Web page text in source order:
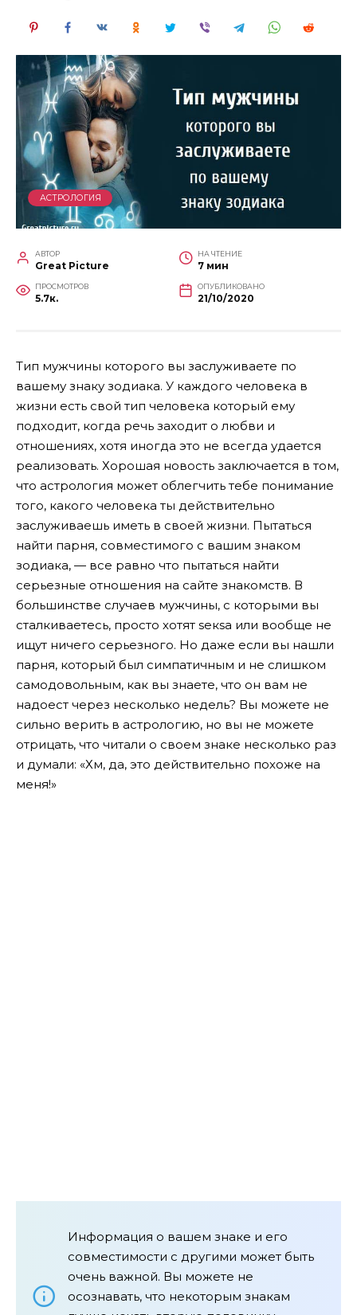
АСТРОЛОГИЯ
АВТОР
Great Picture
НА ЧТЕНИЕ
7 мин
ПРОСМОТРОВ
5.7к.
ОПУБЛИКОВАНО
21/10/2020
Тип мужчины которого вы заслуживаете по
вашему знаку зодиака. У каждого человека в
жизни есть свой тип человека который ему
подходит, когда речь заходит о любви и
отношениях, хотя иногда это не всегда удается
реализовать. Хорошая новость заключается в том,
что астрология может облегчить тебе понимание
того, какого человека ты действительно
заслуживаешь иметь в своей жизни. Пытаться
найти парня, совместимого с вашим знаком
зодиака, — все равно что пытаться найти
серьезные отношения на сайте знакомств. В
большинстве случаев мужчины, с которыми вы
сталкиваетесь, просто хотят sекsа или вообще не
ищут ничего серьезного. Но даже если вы нашли
парня, который был симпатичным и не слишком
самодовольным, как вы знаете, что он вам не
надоест через несколько недель? Вы можете не
сильно верить в астрологию, но вы не можете
отрицать, что читали о своем знаке несколько раз
и думали: «Хм, да, это действительно похоже на
меня!»
Информация о вашем знаке и его
совместимости с другими может быть
очень важной. Вы можете не
осознавать, что некоторым знакам